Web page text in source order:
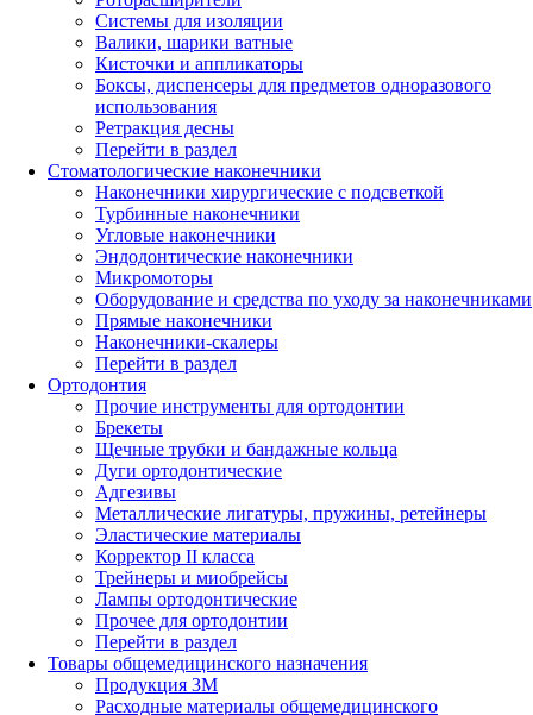
Системы для изоляции
Валики, шарики ватные
Кисточки и аппликаторы
Боксы, диспенсеры для предметов одноразового
использования
Ретракция десны
Перейти в раздел
Стоматологические наконечники
Наконечники хирургические с подсветкой
Турбинные наконечники
Угловые наконечники
Эндодонтические наконечники
Микромоторы
Оборудование и средства по уходу за наконечниками
Прямые наконечники
Наконечники-скалеры
Перейти в раздел
Ортодонтия
Прочие инструменты для ортодонтии
Брекеты
Щечные трубки и бандажные кольца
Дуги ортодонтические
Адгезивы
Металлические лигатуры, пружины, ретейнеры
Эластические материалы
Корректор II класса
Трейнеры и миобрейсы
Лампы ортодонтические
Прочее для ортодонтии
Перейти в раздел
Товары общемедицинского назначения
Продукция 3М
Расходные материалы общемедицинского